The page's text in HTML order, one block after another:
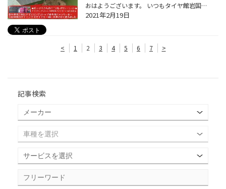
おはようございます。 いつもタイヤ館岩国店のWEBをご覧頂き…ありがとうございます(^O^) 南岩国3丁目188号線の南岩国三郵便局さんの向かい側のタイヤ館岩国店(少し道路から奥まっています)の店長の越智です。 本日は バッテリー交換 アイドリングストップ車専用バッテリー交換 の紹介ですよ(^○^) 今...
2021年2月19日
< 1 2 3 4 5 6 7 >
記事検索